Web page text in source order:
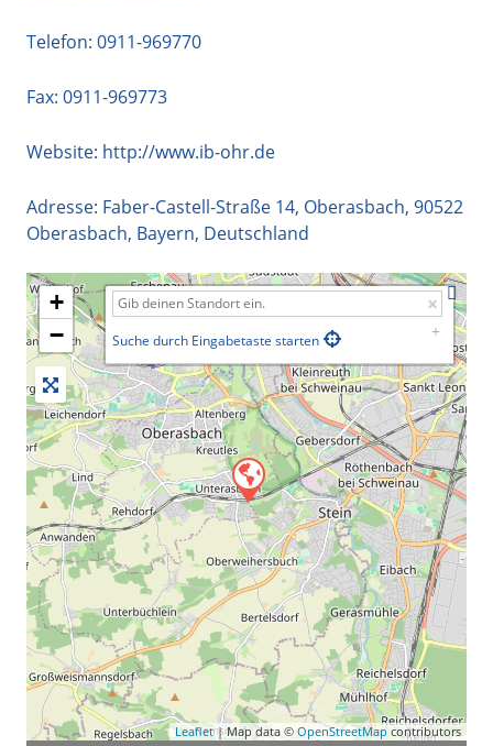
Telefon: 0911-969770
Fax: 0911-969773
Website: http://www.ib-ohr.de
Adresse: Faber-Castell-Straße 14, Oberasbach, 90522
Oberasbach, Bayern, Deutschland
+
−
Suche durch Eingabetaste starten
Leaflet| Map data © OpenStreetMap contributors